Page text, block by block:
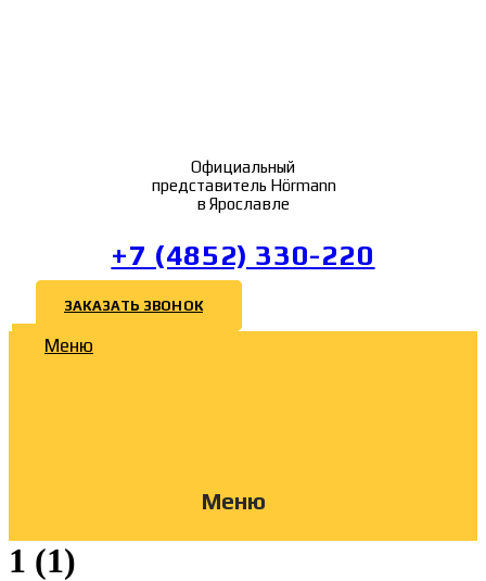
Официальный
представитель Hörmann
в Ярославле
+7 (4852) 330-220
ЗАКАЗАТЬ ЗВОНОК
Меню
Меню
1 (1)